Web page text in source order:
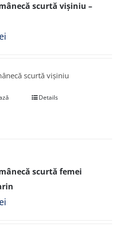
scurtă vișiniu –
scurtă vișiniu
Details
scurtă femei